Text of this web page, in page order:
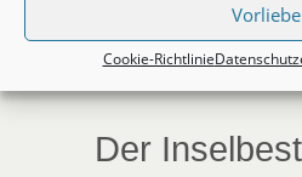
Cookie-Richtlinie
Der